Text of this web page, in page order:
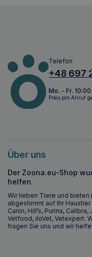
Telefon
+48 697
Mo. - Fr.
Preis pro Anruf
Über uns
Der Zoona.eu-Shop
helfen.
Wir lieben Tiere und
abgestimmt auf Ihr
Canin, Hill’s, Purina,
Vetfood, iloVet, Vetexpert.
fragen Sie uns und wir